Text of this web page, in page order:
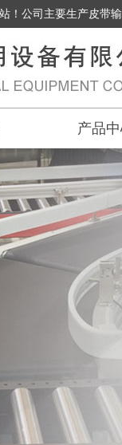
！公司主要生产皮带
产品